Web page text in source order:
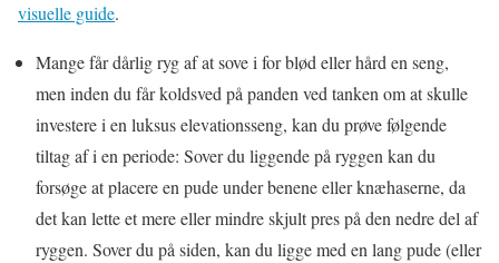
visuelle guide.
Mange får dårlig ryg af at sove i for blød eller hård en seng,
men inden du får koldsved på panden ved tanken om at skulle
investere i en luksus elevationsseng, kan du prøve følgende
tiltag af i en periode: Sover du liggende på ryggen kan du
forsøge at placere en pude under benene eller knæhaserne, da
det kan lette et mere eller mindre skjult pres på den nedre del af
ryggen. Sover du på siden, kan du ligge med en lang pude (eller